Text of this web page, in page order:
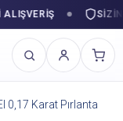
SIZINLE
0,17 Karat Pırlanta